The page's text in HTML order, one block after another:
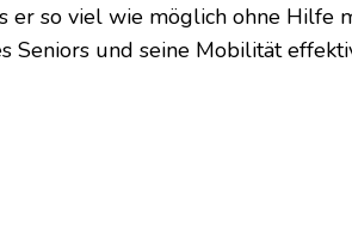
er so viel wie möglich ohne Hilfe
Seniors und seine Mobilität